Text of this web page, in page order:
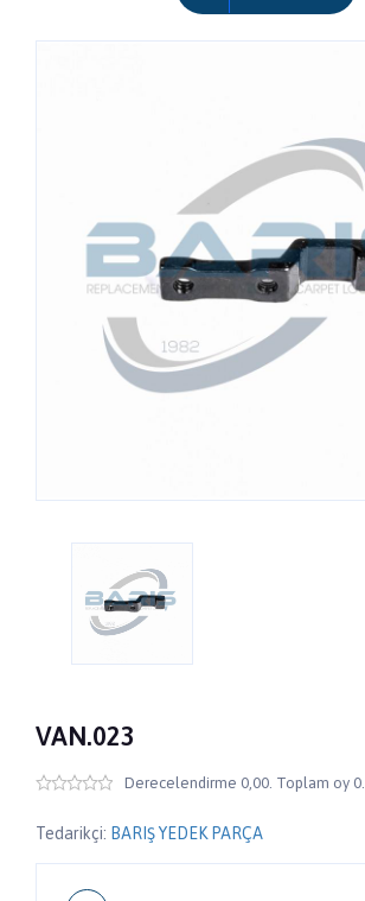
VAN.023
Derecelendirme 0,00. Toplam oy 0.
Tedarikçi: BARIŞ YEDEK PARÇA